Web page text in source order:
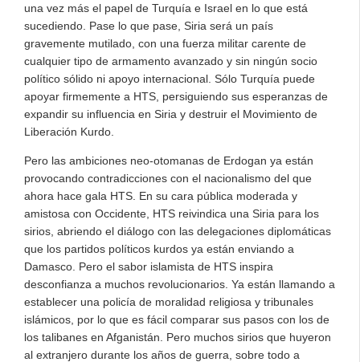
una vez más el papel de Turquía e Israel en lo que está
sucediendo. Pase lo que pase, Siria será un país
gravemente mutilado, con una fuerza militar carente de
cualquier tipo de armamento avanzado y sin ningún socio
político sólido ni apoyo internacional. Sólo Turquía puede
apoyar firmemente a HTS, persiguiendo sus esperanzas de
expandir su influencia en Siria y destruir el Movimiento de
Liberación Kurdo.
Pero las ambiciones neo-otomanas de Erdogan ya están
provocando contradicciones con el nacionalismo del que
ahora hace gala HTS. En su cara pública moderada y
amistosa con Occidente, HTS reivindica una Siria para los
sirios, abriendo el diálogo con las delegaciones diplomáticas
que los partidos políticos kurdos ya están enviando a
Damasco. Pero el sabor islamista de HTS inspira
desconfianza a muchos revolucionarios. Ya están llamando a
establecer una policía de moralidad religiosa y tribunales
islámicos, por lo que es fácil comparar sus pasos con los de
los talibanes en Afganistán. Pero muchos sirios que huyeron
al extranjero durante los años de guerra, sobre todo a